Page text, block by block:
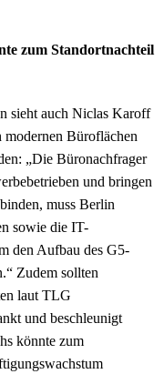
zum Standortnachteil
sieht auch Niclas Karoff
Büroflächen
„Die Büronachfrager
und bringen
muss Berlin
sowie die IT-
den Aufbau des G5-
Zudem sollten
laut TLG
und beschleunigt
könnte zum